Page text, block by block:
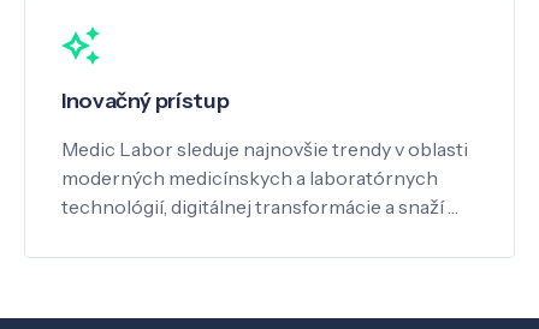
Inovačný prístup
Medic Labor sleduje najnovšie trendy v oblasti
moderných medicínskych a laboratórnych
technológií, digitálnej transformácie a snaží …